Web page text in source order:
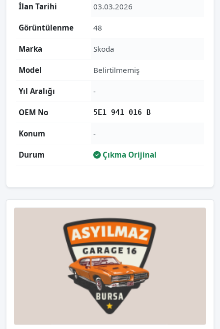
İlan Tarihi 03.03.2026
Görüntülenme 48
Marka Skoda
Model Belirtilmemiş
Yıl Aralığı -
OEM No 5E1 941 016 B
Konum -
Durum Çıkma Orijinal